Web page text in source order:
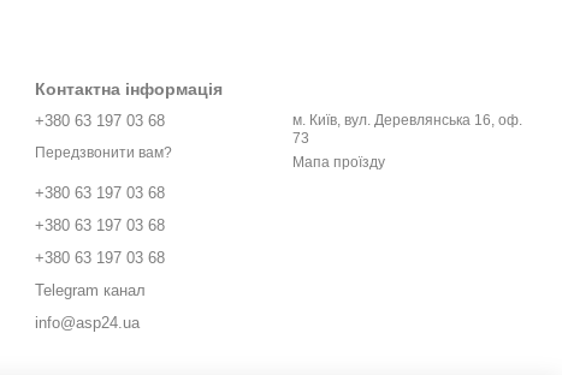
Контактна інформація
+380 63 197 03 68
Передзвонити вам?
+380 63 197 03 68
+380 63 197 03 68
+380 63 197 03 68
Telegram канал
info@asp24.ua
м. Київ, вул. Деревлянська 16, оф.
73
Мапа проїзду